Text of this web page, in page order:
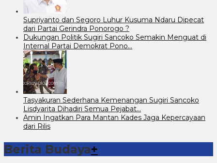
Supriyanto dan Segoro Luhur Kusuma Ndaru Dipecat
dari Partai Gerindra Ponorogo ?
Dukungan Politik Sugiri Sancoko Semakin Menguat di
Internal Partai Demokrat Pono…
Tasyakuran Sederhana Kemenangan Sugiri Sancoko
Lisdyarita Dihadiri Semua Pejabat…
Amin Ingatkan Para Mantan Kades Jaga Kepercayaan
dari Rilis
Berita Budaya+